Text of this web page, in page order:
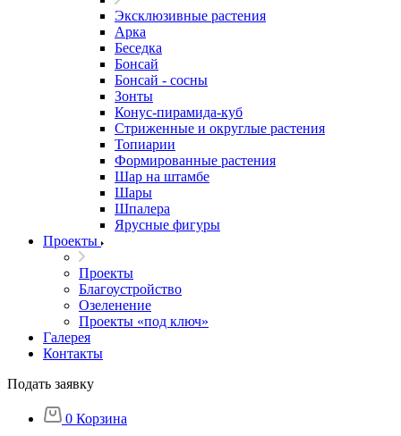
Эксклюзивные растения
Арка
Беседка
Бонсай
Бонсай - сосны
Зонты
Конус-пирамида-куб
Стриженные и округлые растения
Топиарии
Формированные растения
Шар на штамбе
Шары
Шпалера
Ярусные фигуры
Проекты
Проекты
Благоустройство
Озеленение
Проекты «под ключ»
Галерея
Контакты
Подать заявку
0 Корзина